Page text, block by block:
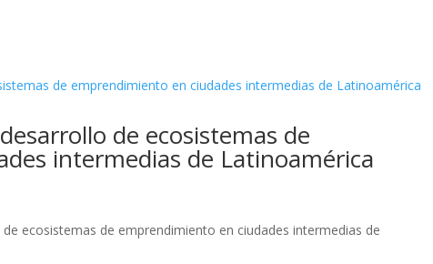
de ecosistemas de
intermedias de Latinoamérica
ecosistemas de emprendimiento en ciudades intermedias de